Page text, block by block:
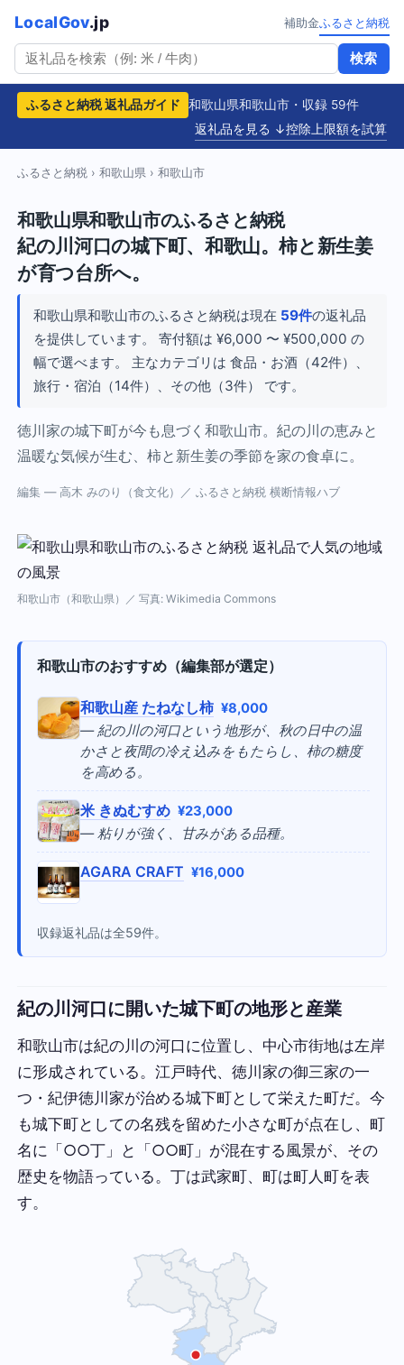
LocalGov.jp
検索
補助金ふるさと納税
ふるさと納税 返礼品ガイド
和歌山県和歌山市・収録 59件
返礼品を見る ↓控除上限額を試算
ふるさと納税 ›和歌山県 › 和歌山市
和歌山県和歌山市のふるさと納税
紀の川河口の城下町、和歌山。柿と新生姜
が育つ台所へ。
和歌山県和歌山市のふるさと納税は現在 59件の返礼品
を提供しています。 寄付額は ¥6,000 〜 ¥500,000 の
幅で選べます。 主なカテゴリは 食品・お酒（42件）、
旅行・宿泊（14件）、その他（3件） です。
徳川家の城下町が今も息づく和歌山市。紀の川の恵みと
温暖な気候が生む、柿と新生姜の季節を家の食卓に。
編集 — 高木 みのり（食文化）／ ふるさと納税 横断情報ハブ
和歌山市（和歌山県）／ 写真: Wikimedia Commons
和歌山市のおすすめ（編集部が選定）
和歌山産 たねなし柿 ¥8,000
— 紀の川の河口という地形が、秋の日中の温
かさと夜間の冷え込みをもたらし、柿の糖度
を高める。
米 きぬむすめ ¥23,000
— 粘りが強く、甘みがある品種。
AGARA CRAFT ¥16,000
収録返礼品は全59件。
紀の川河口に開いた城下町の地形と産業
和歌山市は紀の川の河口に位置し、中心市街地は左岸
に形成されている。江戸時代、徳川家の御三家の一
つ・紀伊徳川家が治める城下町として栄えた町だ。今
も城下町としての名残を留めた小さな町が点在し、町
名に「○○丁」と「○○町」が混在する風景が、その
歴史を物語っている。丁は武家町、町は町人町を表
す。